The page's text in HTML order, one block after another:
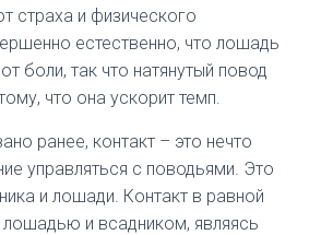
страха и физического
естественно, что лошадь
боли, так что натянутый повод
что она ускорит темп.
ранее, контакт – это нечто
управляться с поводьями. Это
и лошади. Контакт в равной
лошадью и всадником, являясь